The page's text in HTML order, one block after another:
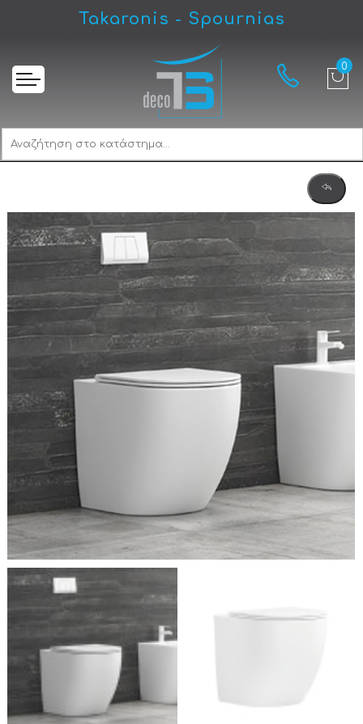
Takaronis - Spournias
Karag Milos LT 2141D-RMW Rimless Λεκάνη Υψηλής Πιέσεως